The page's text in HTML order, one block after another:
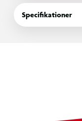
indløses til
Grow A Garden-
Specifikationer